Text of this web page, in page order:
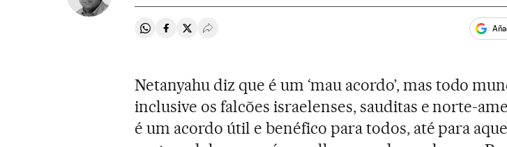
Compartir en Whatsapp
Compartir en Facebook
Compartir en Twitter
Desplegar Redes Sociales
Netanyahu diz que é um ‘mau acordo’, mas todo
inclusive os falcões israelenses, sauditas e norte-
é um acordo útil e benéfico para todos, até para